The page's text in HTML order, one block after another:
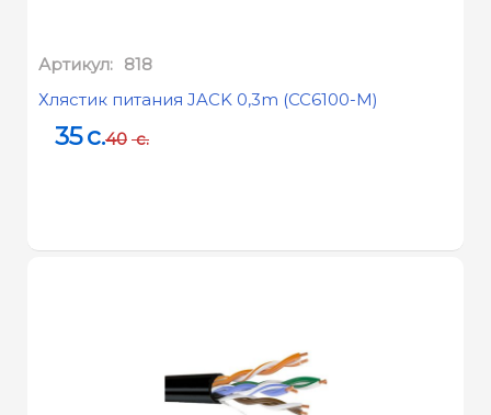
Артикул: 818
Хлястик питания JACK 0,3m (CC6100-M)
35c.40 c.